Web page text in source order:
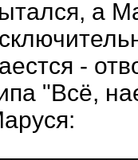
а
-
"Всё,